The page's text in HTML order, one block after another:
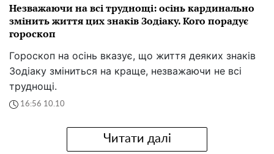
Незважаючи на всі труднощі: осінь кардинально
змінить життя цих знаків Зодіаку. Кого порадує
гороскоп
Гороскоп на осінь вказує, що життя деяких знаків
Зодіаку зміниться на краще, незважаючи не всі
труднощі.
16:56 10.10
Читати далі